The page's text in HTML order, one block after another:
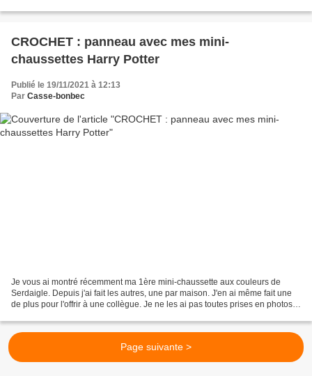
pot,...
CROCHET : panneau avec mes mini-
chaussettes Harry Potter
Publié le 19/11/2021 à 12:13
Par Casse-bonbec
Je vous ai montré récemment ma 1ère mini-chaussette aux couleurs de
Serdaigle. Depuis j'ai fait les autres, une par maison. J'en ai même fait une
de plus pour l'offrir à une collègue. Je ne les ai pas toutes prises en photos
Page suivante >